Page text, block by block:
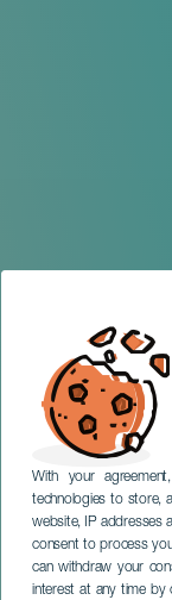
With your
technologies to store,
website, IP addresses
consent to process
can withdraw your
interest at any time by
TENERIFE